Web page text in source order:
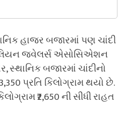
હાજર બજારમાં પણ ચાંદી
જ્વેલર્સ એસોસિએશન
સ્થાનિક બજારમાં ચાંદીનો
પ્રતિ કિલોગ્રામ થયો છે.
₹2,650 ની સીધી રાહત